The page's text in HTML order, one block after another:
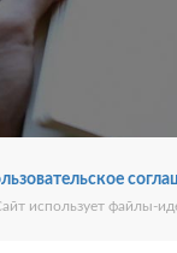
использует файлы-